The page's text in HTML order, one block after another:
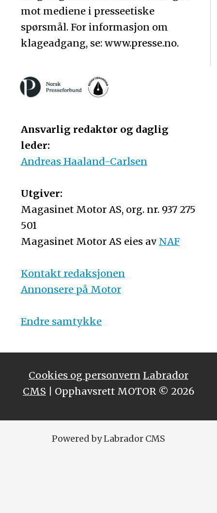
mot mediene i presseetiske
spørsmål. For informasjon om
klageadgang, se: www.presse.no.
Ansvarlig redaktør og daglig
leder:
Andreas Haaland-Carlsen
Utgiver:
Magasinet Motor AS, org. nr. 937 275
501
Magasinet Motor AS eies av NAF
Kontakt redaksjonen
Annonsere på Motor
Endre samtykke
Cookies og personvern Labrador
CMS | Opphavsrett MOTOR © 2026
Powered by Labrador CMS